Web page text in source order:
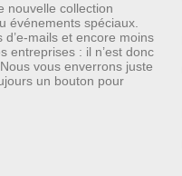
nouvelle collection
événements spéciaux.
d’e-mails et encore moins
entreprises : il n’est donc
vous enverrons juste
un bouton pour